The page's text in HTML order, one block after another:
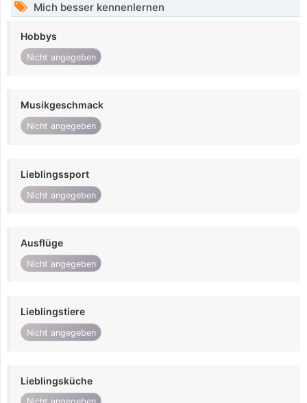
Mich besser kennenlernen
Hobbys
Nicht angegeben
Musikgeschmack
Nicht angegeben
Lieblingssport
Nicht angegeben
Ausflüge
Nicht angegeben
Lieblingstiere
Nicht angegeben
Lieblingsküche